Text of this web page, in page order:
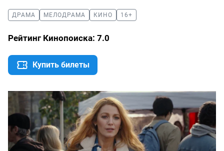
ДРАМА МЕЛОДРАМА КИНО 16+
Рейтинг Кинопоиска: 7.0
Купить билеты